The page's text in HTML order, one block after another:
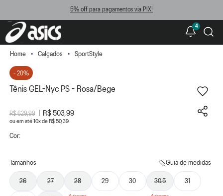
5% off para pagamentos via PIX!
4
Calçados SportStyle
- 20%
Tênis GEL-Nyc PS - Rosa/Bege
R$ 629,99 R$ 503,99
ou 10xde R$ 50,39
Cor:
Tamanhos Guia de medidas
26 27 28 29 30 30.5 31